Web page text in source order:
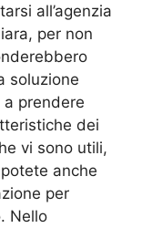
all’agenzia
per non
soluzione
prendere
dei
vi sono utili,
anche
per
Nello